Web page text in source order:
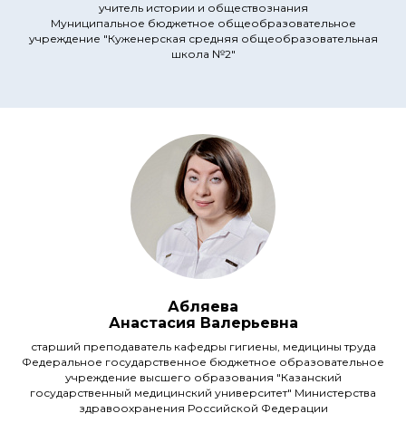
учитель истории и обществознания
Муниципальное бюджетное общеобразовательное
учреждение "Куженерская средняя общеобразовательная
школа №2"
Абляева
Анастасия Валерьевна
старший преподаватель кафедры гигиены, медицины труда
Федеральное государственное бюджетное образовательное
учреждение высшего образования "Казанский
государственный медицинский университет" Министерства
здравоохранения Российской Федерации